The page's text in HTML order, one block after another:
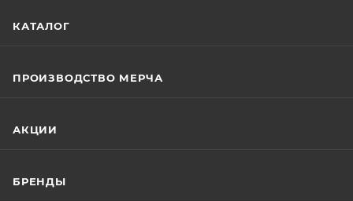
КАТАЛОГ
ПРОИЗВОДСТВО МЕРЧА
АКЦИИ
БРЕНДЫ